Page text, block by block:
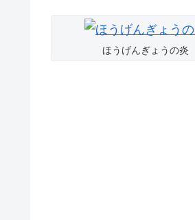
ほうげんぎょうの炎